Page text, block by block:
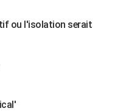
ou l'isolation serait